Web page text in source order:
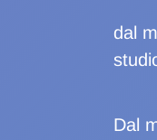
dal
Dal